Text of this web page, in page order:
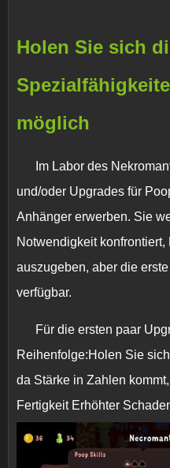
Holen Sie sich
möglich
Im Labor des
und/oder Upgrades für
Anhänger erwerben. Sie
Notwendigkeit
auszugeben, aber die
verfügbar.
Für die ersten paar
Reihenfolge:Holen Sie
da Stärke in Zahlen
Fertigkeit Erhöhter